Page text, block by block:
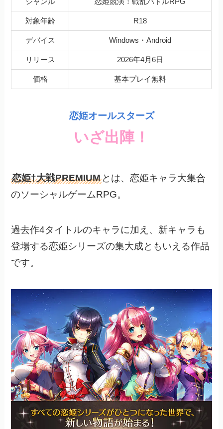
対象年齢 R18
デバイス Windows・Android
リリース 2026年4月6日
価格 基本プレイ無料
恋姫オールスターズ
いざ出陣！
恋姫†大戦PREMIUM とは、恋姫キャラ大集合
のソーシャルゲームRPG。
過去作4タイトルのキャラに加え、新キャラも
登場する恋姫シリーズの集大成ともいえる作品
です。